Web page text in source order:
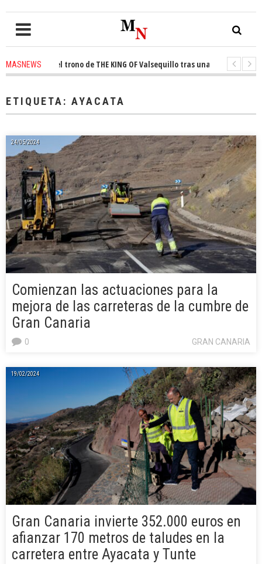
MASNEWSel trono de THE KING OF Valsequillo tras una jornada de
ETIQUETA: AYACATA
24/05/2024
Comienzan las actuaciones para la
mejora de las carreteras de la cumbre de
Gran Canaria
GRAN CANARIA
0
19/02/2024
Gran Canaria invierte 352.000 euros en
afianzar 170 metros de taludes en la
carretera entre Ayacata y Tunte